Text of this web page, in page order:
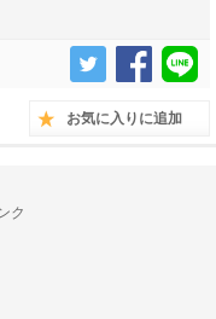
お気に入りに追加
ク